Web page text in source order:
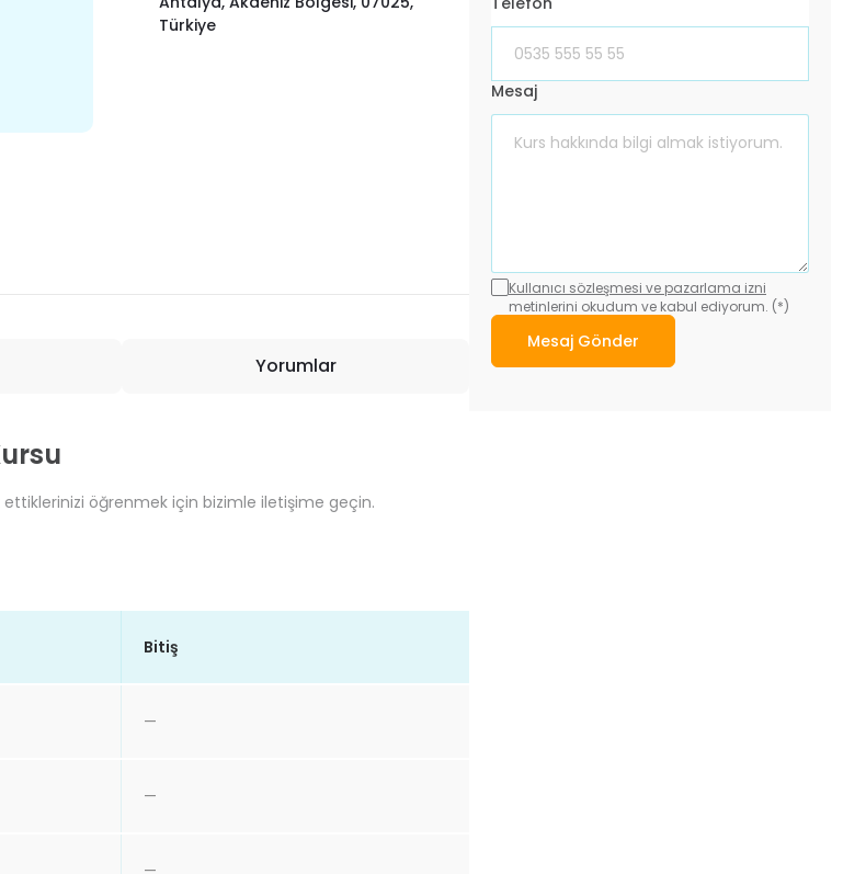
Türkiye
Yorumlar
ettiklerinizi öğrenmek için bizimle iletişime geçin.
Bitiş
—
—
Mesaj
Kullanıcı sözleşmesi ve pazarlama izni
metinlerini okudum ve kabul ediyorum. (*)
Mesaj Gönder